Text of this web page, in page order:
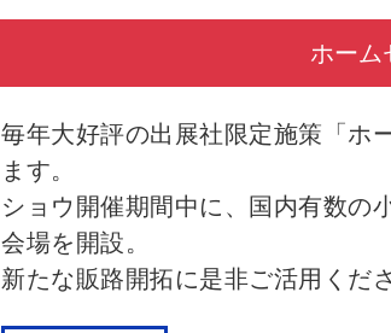
ホーム
毎年大好評の出展社限定施策「ホ
ます。
ショウ開催期間中に、国内有数の
会場を開設。
新たな販路開拓に是非ご活用くださ